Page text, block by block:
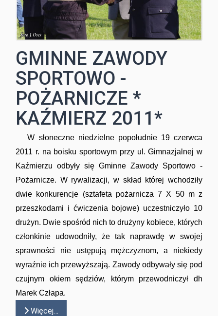
GMINNE ZAWODY
SPORTOWO -
POŻARNICZE *
KAŹMIERZ 2011*
W słoneczne niedzielne popołudnie 19 czerwca
2011 r. na boisku sportowym przy ul. Gimnazjalnej w
Kaźmierzu odbyły się Gminne Zawody Sportowo -
Pożarnicze. W rywalizacji, w skład której wchodziły
dwie konkurencje (sztafeta pożarnicza 7 X 50 m z
przeszkodami i ćwiczenia bojowe) uczestniczyło 10
drużyn. Dwie spośród nich to drużyny kobiece, których
członkinie udowodniły, że tak naprawdę w swojej
sprawności nie ustępują mężczyznom, a niekiedy
wyraźnie ich przewyższają. Zawody odbywały się pod
czujnym okiem sędziów, którym przewodniczył dh
Marek Człapa.
Więcej…